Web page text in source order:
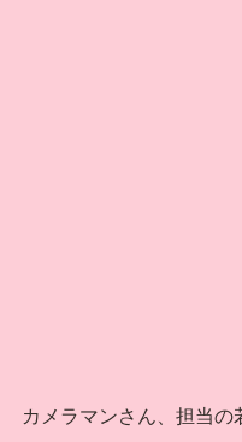
カメラマンさん、担当の